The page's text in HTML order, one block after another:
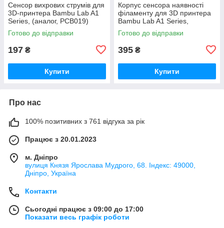
Сенсор вихрових струмів для
3D-принтера Bambu Lab A1
Series, (аналог, PCB019)
Готово до відправки
197 ₴
Купити
Корпус cенсора наявності
філаменту для 3D принтера
Bambu Lab A1 Series,
(оригінал, FAC055)
Готово до відправки
395 ₴
Купити
Про нас
100% позитивних з 761 відгука за рік
Працює з 20.01.2023
м. Дніпро
вулиця Князя Ярослава Мудрого, 68. Індекс: 49000,
Дніпро, Україна
Контакти
Сьогодні працює з 09:00 до 17:00
Показати весь графік роботи